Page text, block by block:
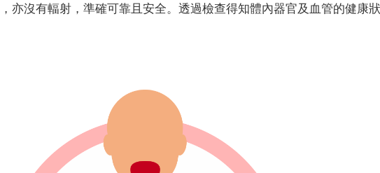
亦沒有輻射，準確可靠且安全。透過檢查得知體內器官及血管的健康